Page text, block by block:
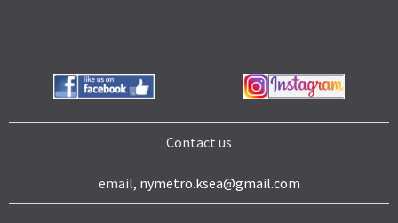
Contact us
email, nymetro.ksea@gmail.com